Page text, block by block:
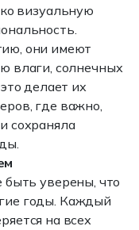
визуальную
.
, они имеют
влаги, солнечных
это делает их
, где важно,
и сохраняла
.
быть уверены, что
годы. Каждый
на всех